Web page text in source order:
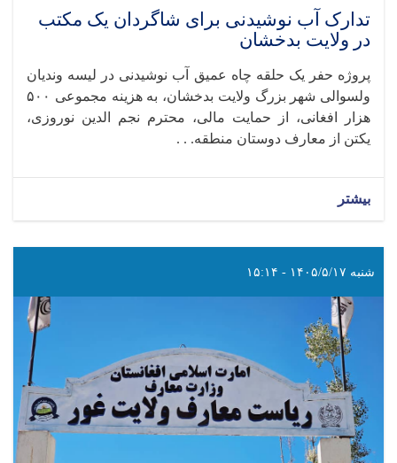
تدارک آب نوشیدنی برای شاگردان یک مکتب
در ولایت بدخشان
پروژه حفر یک حلقه چاه عمیق آب نوشیدنی در لیسه وندیان
ولسوالی شهر بزرگ ولایت بدخشان، به هزینه مجموعی ۵۰۰
هزار افغانی، از حمایت مالی، محترم نجم‌ الدین نوروزی،
یکتن از معارف دوستان منطقه. . .
بیشتر
شنبه ۱۴۰۵/۵/۱۷ - ۱۵:۱۴